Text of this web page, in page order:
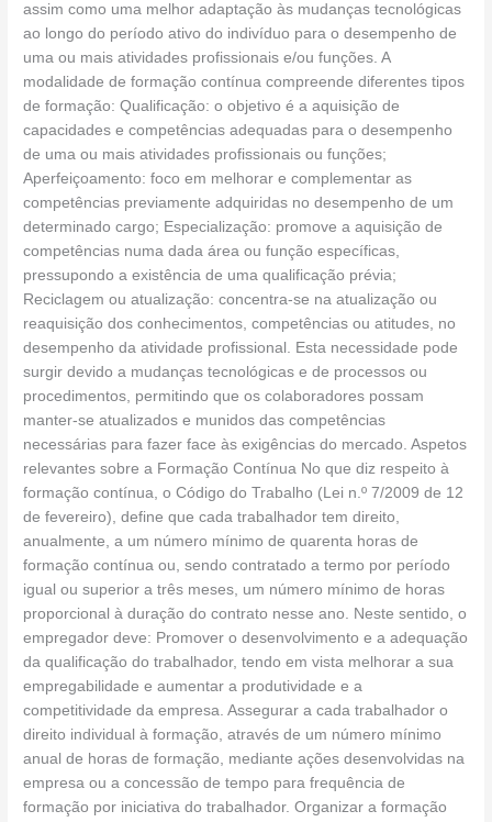
assim como uma melhor adaptação às mudanças tecnológicas
ao longo do período ativo do indivíduo para o desempenho de
uma ou mais atividades profissionais e/ou funções. A
modalidade de formação contínua compreende diferentes tipos
de formação: Qualificação: o objetivo é a aquisição de
capacidades e competências adequadas para o desempenho
de uma ou mais atividades profissionais ou funções;
Aperfeiçoamento: foco em melhorar e complementar as
competências previamente adquiridas no desempenho de um
determinado cargo; Especialização: promove a aquisição de
competências numa dada área ou função específicas,
pressupondo a existência de uma qualificação prévia;
Reciclagem ou atualização: concentra-se na atualização ou
reaquisição dos conhecimentos, competências ou atitudes, no
desempenho da atividade profissional. Esta necessidade pode
surgir devido a mudanças tecnológicas e de processos ou
procedimentos, permitindo que os colaboradores possam
manter-se atualizados e munidos das competências
necessárias para fazer face às exigências do mercado. Aspetos
relevantes sobre a Formação Contínua No que diz respeito à
formação contínua, o Código do Trabalho (Lei n.º 7/2009 de 12
de fevereiro), define que cada trabalhador tem direito,
anualmente, a um número mínimo de quarenta horas de
formação contínua ou, sendo contratado a termo por período
igual ou superior a três meses, um número mínimo de horas
proporcional à duração do contrato nesse ano. Neste sentido, o
empregador deve: Promover o desenvolvimento e a adequação
da qualificação do trabalhador, tendo em vista melhorar a sua
empregabilidade e aumentar a produtividade e a
competitividade da empresa. Assegurar a cada trabalhador o
direito individual à formação, através de um número mínimo
anual de horas de formação, mediante ações desenvolvidas na
empresa ou a concessão de tempo para frequência de
formação por iniciativa do trabalhador. Organizar a formação